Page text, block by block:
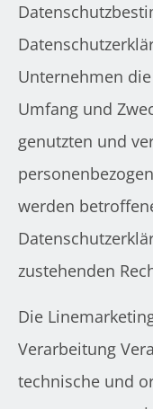
Unternehmen
Umfang und
genutzten und
werden
zustehenden
Die
Verarbeitung
technische und